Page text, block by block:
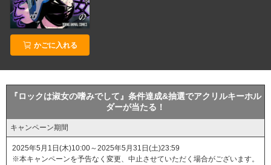
かごに入れる
『ロックは淑女の嗜みでして』条件達成&抽選でアクリルキーホル
ダーが当たる！
キャンペーン期間
2025年5月1日(木)10:00～2025年5月31日(土)23:59
※本キャンペーンを予告なく変更、中止させていただく場合がございます。